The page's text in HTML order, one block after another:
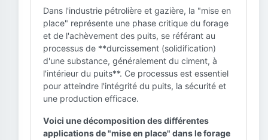
Dans l'industrie pétrolière et gazière, la "mise en
place" représente une phase critique du forage
et de l'achèvement des puits, se référant au
processus de **durcissement (solidification)
d'une substance, généralement du ciment, à
l'intérieur du puits**. Ce processus est essentiel
pour atteindre l'intégrité du puits, la sécurité et
une production efficace.
Voici une décomposition des différentes
applications de "mise en place" dans le forage